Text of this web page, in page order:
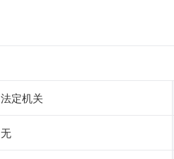
法定机关
无